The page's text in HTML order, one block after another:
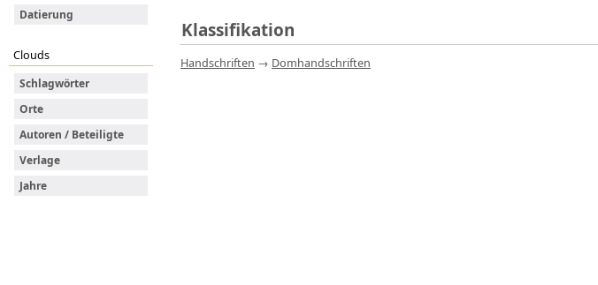
Datierung
Clouds
Schlagwörter
Orte
Autoren / Beteiligte
Verlage
Jahre
Klassifikation
Handschriften → Domhandschriften